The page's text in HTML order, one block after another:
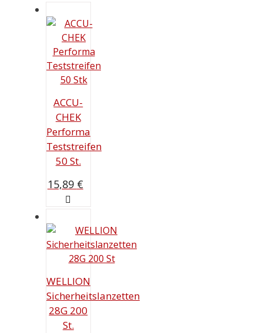
ACCU-
CHEK
Performa
Teststreifen
50 St.
15,89 €
WELLION
Sicherheitslanzetten
28G 200
St.